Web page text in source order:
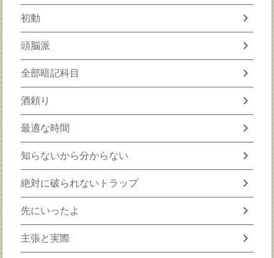
初動 chevron_right
頭脳派 chevron_right
全部暗記科目 chevron_right
酒頼り chevron_right
最適な時間 chevron_right
知らないから分からない chevron_right
絶対に破られないトラップ chevron_right
先にいったよ chevron_right
主張と実際
chevron_right